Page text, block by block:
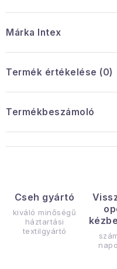
Cseh gyártó
kiváló minőségű
háztartási
textilgyártó
Márka Intex
Termék értékelése (0)
Termékbeszámoló